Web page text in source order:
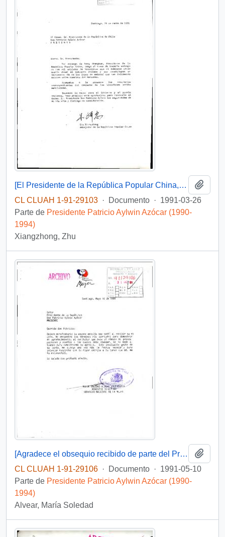
[El Presidente de la República Popular China, hace entrega de mil unidades de bicicletas]
CL CLUAH 1-91-29103 · Documento · 1991-03-26
Parte de Presidente Patricio Aylwin Azócar (1990-
1994)
Xiangzhong, Zhu
[Agradece el obsequio recibido de parte del Presidente]
CL CLUAH 1-91-29106 · Documento · 1991-05-10
Parte de Presidente Patricio Aylwin Azócar (1990-
1994)
Alvear, María Soledad